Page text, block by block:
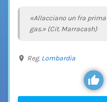
«Allacciano un fra
gas.» (Cit. Marracash)
Reg. Lombardia